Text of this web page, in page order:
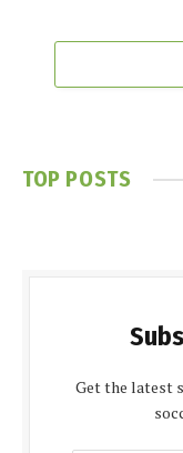
TOP POSTS
Get the latest